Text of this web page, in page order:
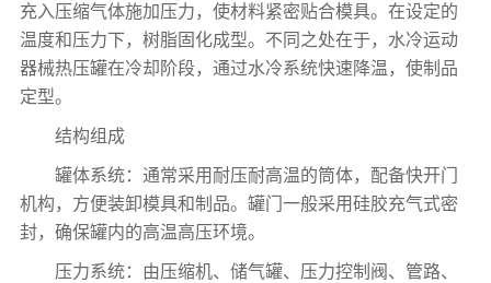
充入压缩气体施加压力，使材料紧密贴合模具。在设定的
温度和压力下，树脂固化成型。不同之处在于，水冷运动
器械热压罐在冷却阶段，通过水冷系统快速降温，使制品
定型。
结构组成
罐体系统：通常采用耐压耐高温的筒体，配备快开门
机构，方便装卸模具和制品。罐门一般采用硅胶充气式密
封，确保罐内的高温高压环境。
压力系统：由压缩机、储气罐、压力控制阀、管路、